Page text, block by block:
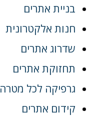
בניית אתרים
חנות אלקטרונית
שדרוג אתרים
תחזוקת אתרים
גרפיקה לכל מטרה
קידום אתרים